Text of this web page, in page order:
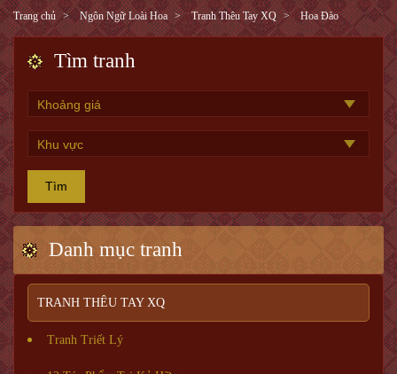
Trang chủ Ngôn Ngữ Loài Hoa Tranh Thêu Tay XQ Hoa Đào
Tìm tranh
Tìm
Danh mục tranh
TRANH THÊU TAY XQ
Tranh Triết Lý